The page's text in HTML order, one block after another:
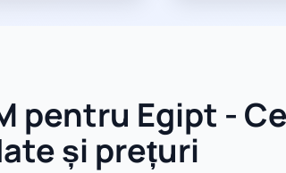
pentru Egipt -
și prețuri